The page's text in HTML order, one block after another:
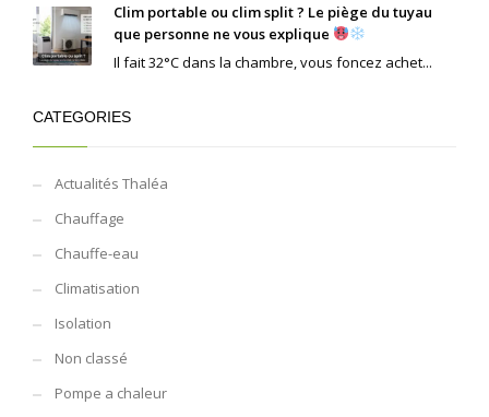
Clim portable ou clim split ? Le piège du tuyau
que personne ne vous explique
Il fait 32°C dans la chambre, vous foncez achet...
CATEGORIES
Actualités Thaléa
Chauffage
Chauffe-eau
Climatisation
Isolation
Non classé
Pompe a chaleur